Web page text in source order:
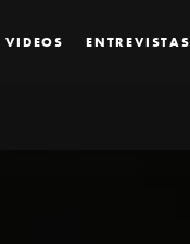
VIDEOS ENTREVISTAS